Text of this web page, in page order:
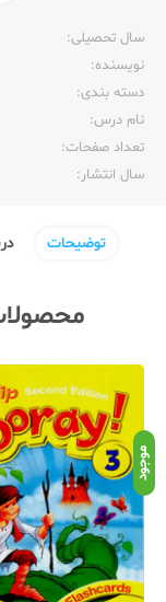
سال تحصیلی:‌
نویسنده:‌
دسته بندی:
نام درس:
تعداد صفحات:‌
سال انتشار:‌
توضیحات
موجود